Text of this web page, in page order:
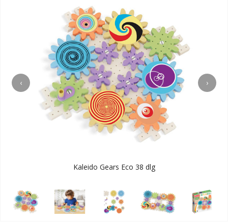
‹ ›
Kaleido Gears Eco 38 dlg